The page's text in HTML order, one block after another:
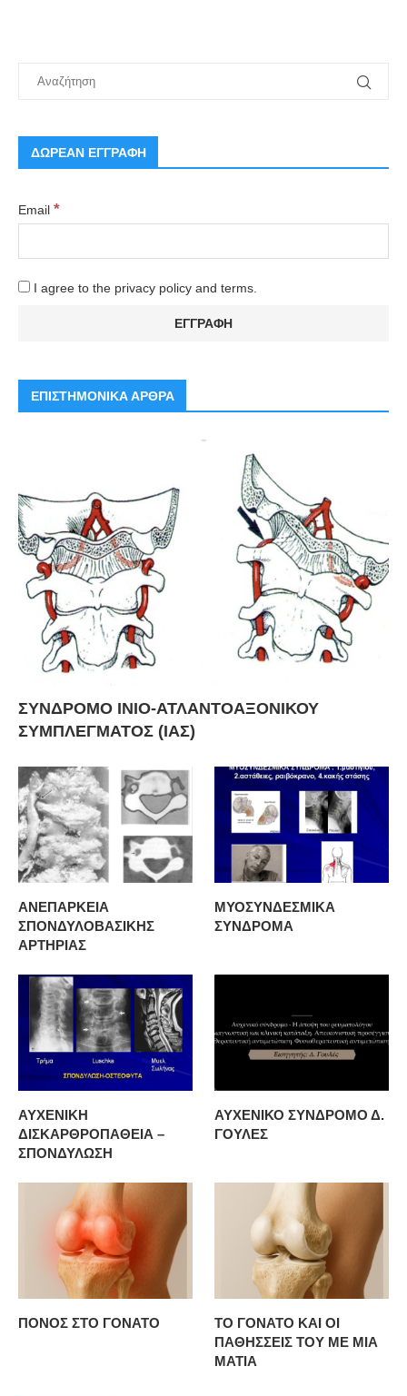
ΔΩΡΕΑΝ ΕΓΓΡΑΦΗ
Email *
I agree to the privacy policy and terms.
ΕΠΙΣΤΗΜΟΝΙΚΑ ΑΡΘΡΑ
ΣΥΝΔΡΟΜΟ ΙΝΙΟ-ΑΤΛΑΝΤΟΑΞΟΝΙΚΟΥ
ΣΥΜΠΛΕΓΜΑΤΟΣ (ΙΑΣ)
ΑΝΕΠΑΡΚΕΙΑ
ΣΠΟΝΔΥΛΟΒΑΣΙΚΗΣ
ΑΡΤΗΡΙΑΣ
ΜΥΟΣΥΝΔΕΣΜΙΚΑ
ΣΥΝΔΡΟΜΑ
ΑΥΧΕΝΙΚΗ
ΔΙΣΚΑΡΘΡΟΠΑΘΕΙΑ –
ΣΠΟΝΔΥΛΩΣΗ
ΑΥΧΕΝΙΚΟ ΣΥΝΔΡΟΜΟ Δ.
ΓΟΥΛΕΣ
ΠΟΝΟΣ ΣΤΟ ΓΟΝΑΤΟ
ΤΟ ΓΟΝΑΤΟ ΚΑΙ ΟΙ
ΠΑΘΗΣΣΕΙΣ ΤΟΥ ΜΕ ΜΙΑ
ΜΑΤΙΑ